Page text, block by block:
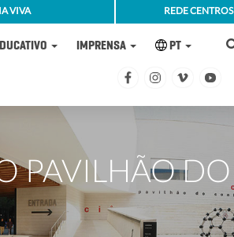
VIVA REDE
IMPRENSA PT
PAVILHÃO DO